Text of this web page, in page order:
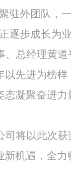
驻外团队，
逐步成长为
、总经理黄道
先进为榜
凝聚奋进
司将以此次
机遇，全